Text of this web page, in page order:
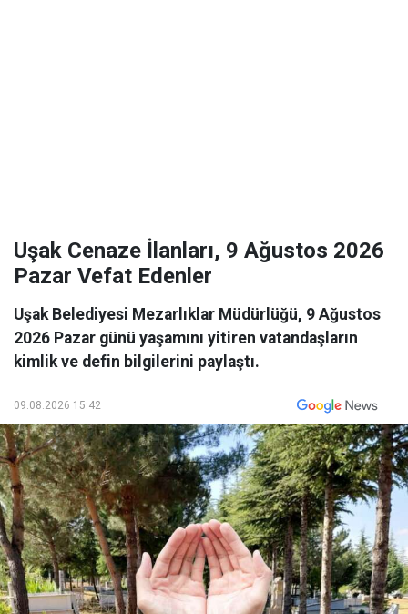
Uşak Cenaze İlanları, 9 Ağustos 2026
Pazar Vefat Edenler
Uşak Belediyesi Mezarlıklar Müdürlüğü, 9 Ağustos
2026 Pazar günü yaşamını yitiren vatandaşların
kimlik ve defin bilgilerini paylaştı.
09.08.2026 15:42